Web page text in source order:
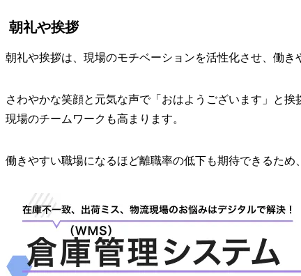
朝礼や挨拶
朝礼や挨拶は、現場のモチベーションを活性化させ、働
さわやかな笑顔と元気な声で「おはようございます」と
現場のチームワークも高まります。
働きやすい職場になるほど離職率の低下も期待できるた